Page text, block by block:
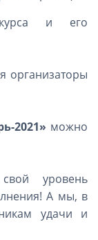
и его
организаторы
2021» можно
уровень
А мы, в
удачи и